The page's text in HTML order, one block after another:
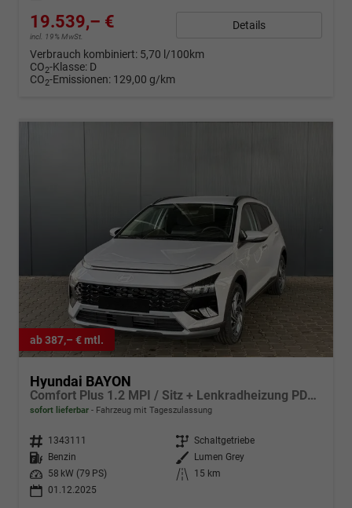
19.539,– €
incl. 19% MwSt.
Details
Verbrauch kombiniert: 5,70 l/100km
CO2-Klasse: D
CO2-Emissionen: 129,00 g/km
ab 387,– € mtl.
Hyundai BAYON
Comfort Plus 1.2 MPI / Sitz + Lenkradheizung PDC V&H Kamera LED Tempomat Keyless Alu 16"
sofort lieferbar Fahrzeug mit Tageszulassung
Fahrzeugnr. 1343111 Getriebe Schaltgetriebe
Kraftstoff
Benzin Außenfarbe
Lumen Grey
Leistung
58 kW (79 PS) Kilometerstand
15 km
01.12.2025